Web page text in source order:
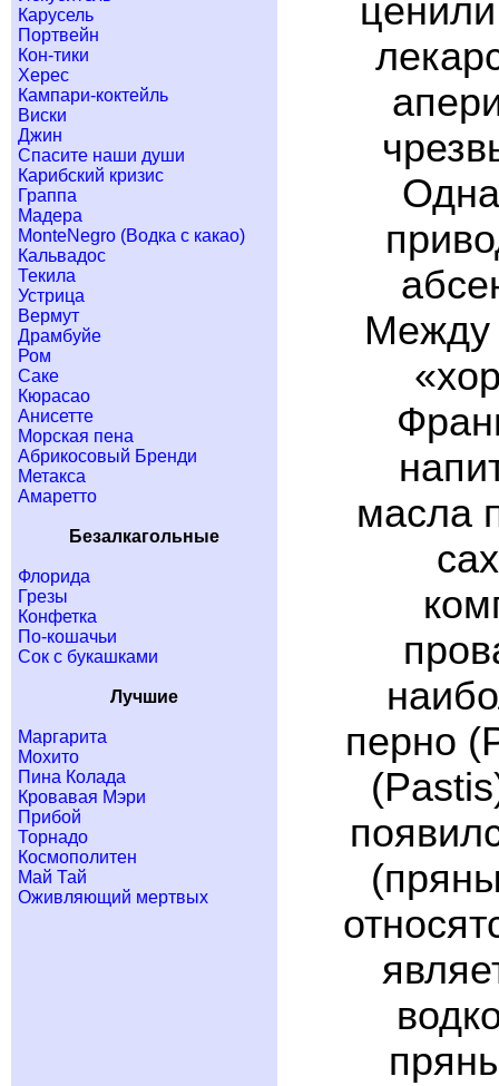
Карусель
Портвейн
Кон-тики
Херес
Кампари-коктейль
Виски
Джин
Спасите наши души
Карибский кризис
Граппа
Мадера
MonteNegro (Водка с какао)
Кальвадос
Текила
Устрица
Вермут
Драмбуйе
Ром
Саке
Кюрасао
Анисетте
Морская пена
Абрикосовый Бренди
Метакса
Амаретто
Безалкагольные
Флорида
Грезы
Конфетка
По-кошачьи
Сок с букашками
Лучшие
Маргарита
Мохито
Пина Колада
Кровавая Мэри
Прибой
Торнадо
Космополитен
Май Тай
Оживляющий мертвых
Между
масла
перно